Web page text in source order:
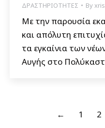
ΔΡΑΣΤΗΡΙΟΤΗΤΕΣ By
Με την παρουσία
και απόλυτη
τα εγκαίνια των
Αυγής στο
← 1 2